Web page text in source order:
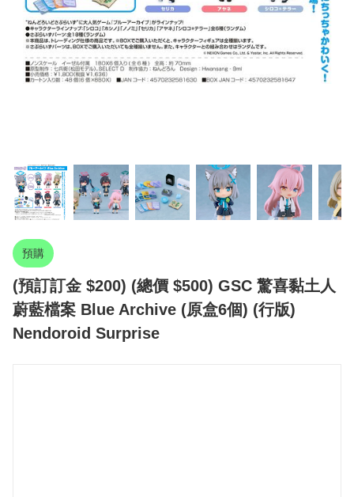
預購
(預訂訂金 $200) (總價 $500) GSC 驚喜黏土人
蔚藍檔案 Blue Archive (原盒6個) (行版)
Nendoroid Surprise